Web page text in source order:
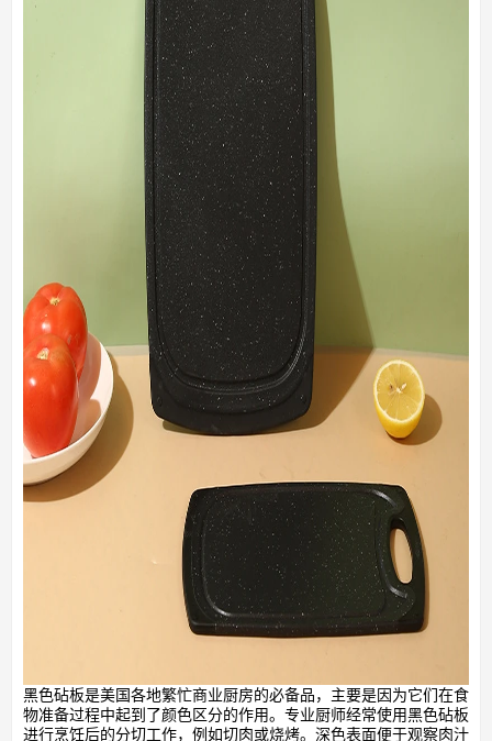
黑色砧板是美国各地繁忙商业厨房的必备品，主要是因为它们在食
物准备过程中起到了颜色区分的作用。专业厨师经常使用黑色砧板
进行烹饪后的分切工作，例如切肉或烧烤。深色表面便于观察肉汁